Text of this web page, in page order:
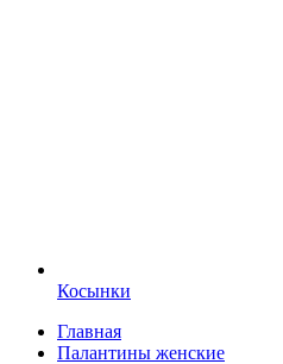
Косынки
Главная
Палантины женские